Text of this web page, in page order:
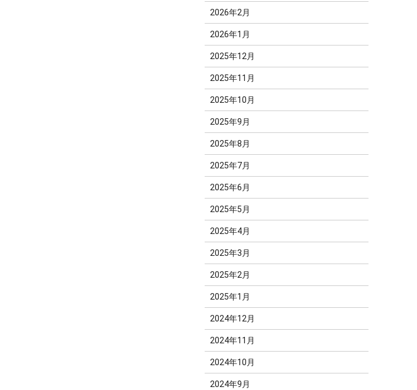
2026年2月
2026年1月
2025年12月
2025年11月
2025年10月
2025年9月
2025年8月
2025年7月
2025年6月
2025年5月
2025年4月
2025年3月
2025年2月
2025年1月
2024年12月
2024年11月
2024年10月
2024年9月